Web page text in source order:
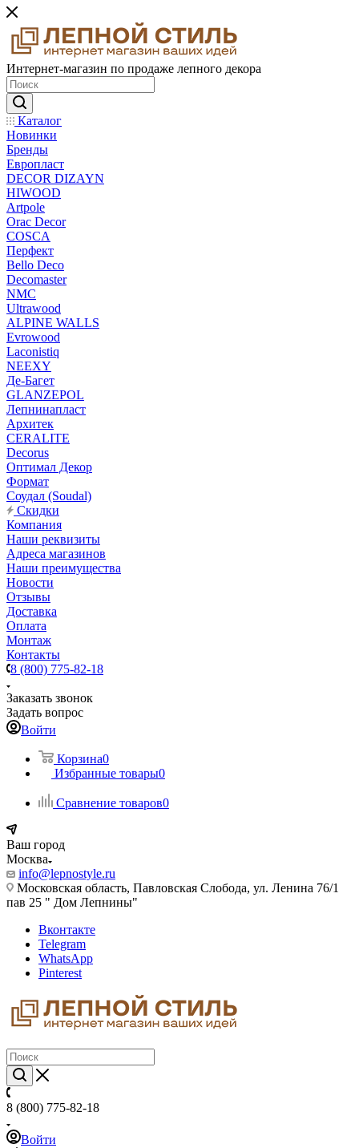
Интернет-магазин по продаже лепного декора
Каталог
Новинки
Бренды
Европласт
DECOR DIZAYN
HIWOOD
Artpole
Orac Decor
COSCA
Перфект
Bello Deco
Decomaster
NMС
Ultrawood
ALPINE WALLS
Evrowood
Laconistiq
NEEXY
Де-Багет
GLANZEPOL
Лепнинапласт
Архитек
CERALITE
Decorus
Оптимал Декор
Формат
Соудал (Soudal)
Скидки
Компания
Наши реквизиты
Адреса магазинов
Наши преимущества
Новости
Отзывы
Доставка
Оплата
Монтаж
Контакты
8 (800) 775-82-18
Заказать звонок
Задать вопрос
Войти
Корзина0
Избранные товары0
Сравнение товаров0
Ваш город
Москва
info@lepnostyle.ru
Московская область, Павловская Слобода, ул. Ленина 76/1
пав 25 " Дом Лепнины"
Вконтакте
Telegram
WhatsApp
Pinterest
8 (800) 775-82-18
Войти